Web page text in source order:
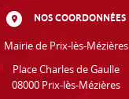
NOS COORDONNÉES
Mairie de Prix-lès-Mézières
Place Charles de Gaulle
08000 Prix-lès-Mézières